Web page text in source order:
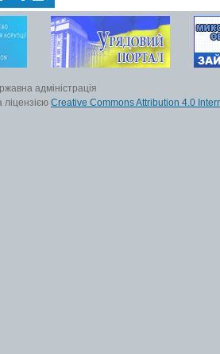
адміністрація
ліцензією Creative Commons Attribution 4.0